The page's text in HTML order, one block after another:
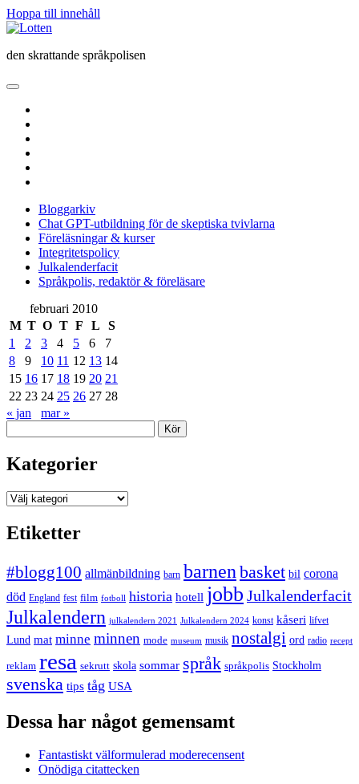
Hoppa till innehåll
Lotten
den skrattande språkpolisen
öppna
meny
Bloggarkiv
Chat GPT-utbildning för de skeptiska tvivlarna
Föreläsningar & kurser
Integritetspolicy
Julkalenderfacit
Språkpolis, redaktör & föreläsare
Sidopanel
februari 2010
M T O T F L
S
1
2 3 4 5 6
7
8
9 10 11 12 13 14
15 16 17 18 19 20 21
22 23 24 25 26 27 28
« jan
mar »
Kategorier
Kategorier
Etiketter
#blogg100 allmänbildning barn barnen basket bil corona
död England fest film fotboll historia hotell jobb Julkalenderfacit
Julkalendern julkalendern 2021 Julkalendern 2024 konst kåseri lifvet
Lund mat minne minnen mode museum musik nostalgi ord radio recept
reklam resa sekrutt skola sommar språk språkpolis Stockholm
svenska tips tåg USA
Dessa har något gemensamt
Fantastiskt välformulerad moderecensent
Onödiga citattecken